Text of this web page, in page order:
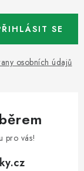
osobních údajů
SE
pro vás!